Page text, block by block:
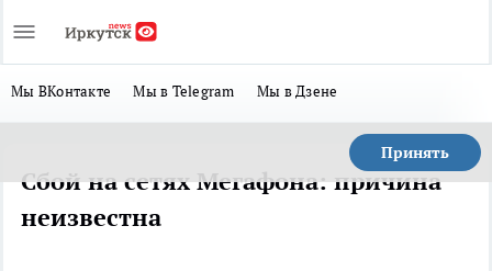
Мы ВКонтакте Мы в Telegram Мы в Дзене
Принять
​Сбой на сетях Мегафона: причина
неизвестна